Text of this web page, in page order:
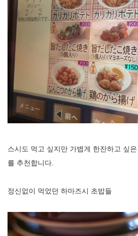
스시도 먹고 싶지만 가볍게 한잔하고 싶
를 추천합니다.
정신없이 먹었던 하마즈시 초밥들